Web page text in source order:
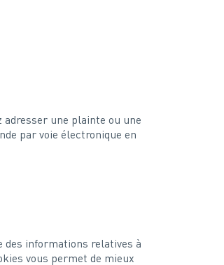
adresser une plainte ou une
par voie électronique en
des informations relatives à
vous permet de mieux